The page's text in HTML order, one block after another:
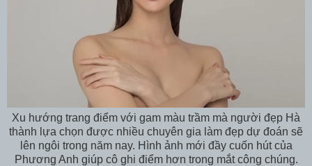
Xu hướng trang điểm với gam màu trầm mà người đẹp Hà
thành lựa chọn được nhiều chuyên gia làm đẹp dự đoán sẽ
lên ngôi trong năm nay. Hình ảnh mới đầy cuốn hút của
Phương Anh giúp cô ghi điểm hơn trong mắt công chúng.